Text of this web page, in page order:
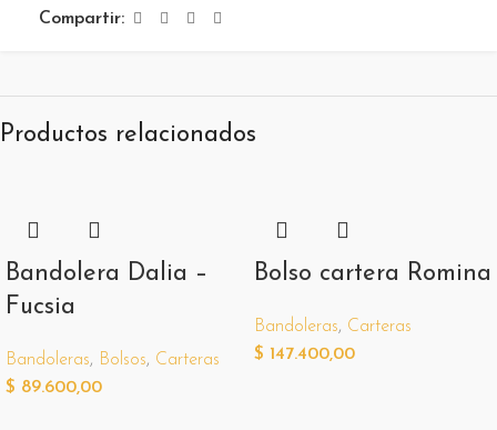
Compartir:
Productos relacionados
Bandolera Dalia –
Fucsia
Bandoleras, Bolsos, Carteras
$ 89.600,00
Bolso cartera Romina
Bandoleras, Carteras
$ 147.400,00